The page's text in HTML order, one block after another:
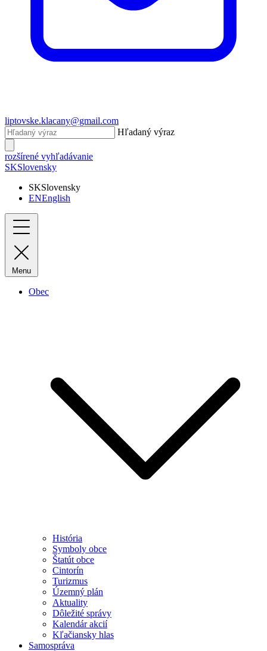
liptovske.klacany@gmail.com
Hľadaný výraz
rozšírené vyhľadávanie
SKSlovensky
SKSlovensky
ENEnglish
Menu
Obec
História
Symboly obce
Štatút obce
Cintorín
Turizmus
Územný plán
Aktuality
Dôležité správy
Kalendár akcií
Kľačiansky hlas
Samospráva